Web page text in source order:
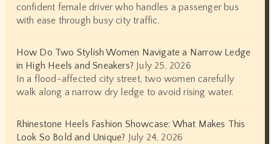
confident female driver who handles a passenger bus
with ease through busy city traffic.
How Do Two Stylish Women Navigate a Narrow Ledge
in High Heels and Sneakers? July 25, 2026
In a flood-affected city street, two women carefully
walk along a narrow dry ledge to avoid rising water.
Rhinestone Heels Fashion Showcase: What Makes This
Look So Bold and Unique? July 24, 2026